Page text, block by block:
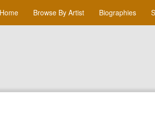
Home Browse By Artist Biographies